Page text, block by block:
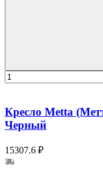
Кресло Metta
Черный
15307.6 ₽